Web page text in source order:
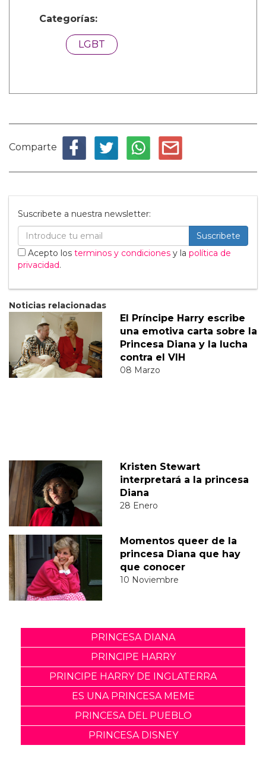
Categorías:
LGBT
Comparte
Suscribete a nuestra newsletter:
Suscribete
Acepto los terminos y condiciones y la política de
privacidad.
Noticias relacionadas
El Príncipe Harry escribe
una emotiva carta sobre la
Princesa Diana y la lucha
contra el VIH
08 Marzo
Kristen Stewart
interpretará a la princesa
Diana
28 Enero
Momentos queer de la
princesa Diana que hay
que conocer
10 Noviembre
PRINCESA DIANA
PRINCIPE HARRY
PRINCIPE HARRY DE INGLATERRA
ES UNA PRINCESA MEME
PRINCESA DEL PUEBLO
PRINCESA DISNEY